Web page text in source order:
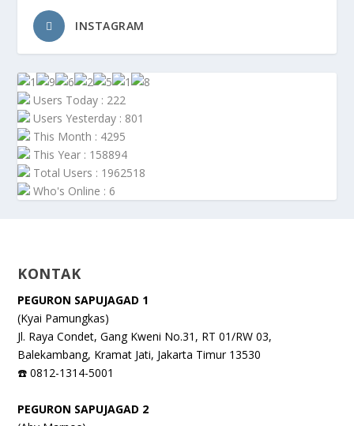
INSTAGRAM
Users Today : 222
Users Yesterday : 801
This Month : 4295
This Year : 158894
Total Users : 1962518
Who's Online : 6
KONTAK
PEGURON SAPUJAGAD 1
(Kyai Pamungkas)
Jl. Raya Condet, Gang Kweni No.31, RT 01/RW 03,
Balekambang, Kramat Jati, Jakarta Timur 13530
☎️ 0812-1314-5001
PEGURON SAPUJAGAD 2